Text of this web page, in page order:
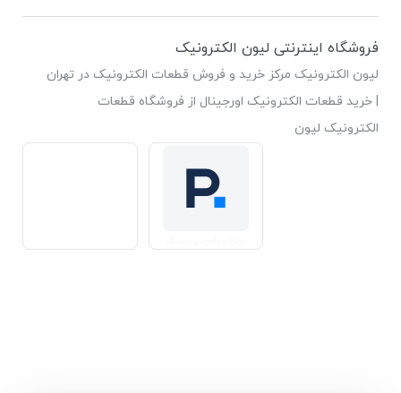
فروشگاه اینترنتی لیون الکترونیک
لیون الکترونیک مرکز خرید و فروش قطعات الکترونیک در تهران
| خرید قطعات الکترونیک اورجینال از فروشگاه قطعات
الکترونیک لیون